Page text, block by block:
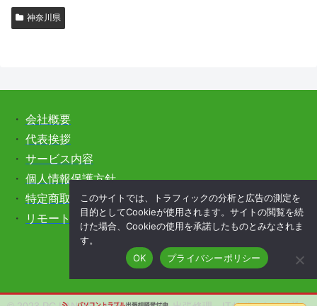
神奈川県
・ 会社概要
・ 代表挨拶
・ サービス内容
・ 個人情報保護方針
・ 特定商取引法に基づく表記
・
リモートサポートをご希望の方はこちら
このサイトでは、トラフィックの分析と広告の測定を
目的としてCookieが使用されます。サイトの閲覧を続
けた場合、Cookieの使用を承諾したものとみなされま
す。
OK
プライバシーポリシー